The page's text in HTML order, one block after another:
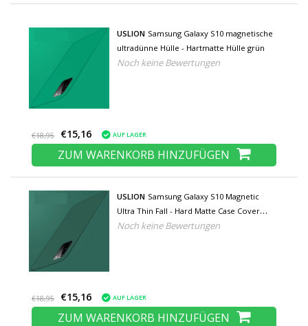
USLION Samsung Galaxy S10 magnetische
ultradünne Hülle - Hartmatte Hülle grün
Noch keine Bewertungen
€18,95 €15,16 AUF LAGER
ZUM WARENKORB HINZUFÜGEN
USLION Samsung Galaxy S10 Magnetic
Ultra Thin Fall - Hard Matte Case Cover
Dunkelgrün
Noch keine Bewertungen
€18,95 €15,16 AUF LAGER
ZUM WARENKORB HINZUFÜGEN